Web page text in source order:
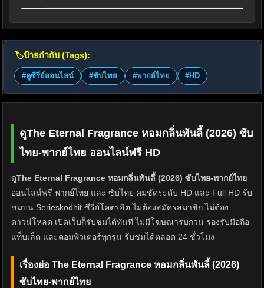
🏷️ป้ายกำกับ (Tags):
#ดูซีรี่ย์ออนไลน์ #ซับไทย #พากย์ไทย #HD
ดูThe Eternal Fragrance หอมกลิ่นพันลี้ (2026) ซับ
ไทย-พากย์ไทย ออนไลน์ฟรี HD
ดูThe Eternal Fragrance หอมกลิ่นพันลี้ (2026) ซับไทย-พากย์ไทย
ออนไลน์ฟรี พากย์ไทย และ ซับไทย คมชัดระดับ HD และ Full HD รับ
ชมบน Serieskodhit ซีรี่ย์โคตรฮิต ไม่ต้องสมัครสมาชิก ไม่ต้อง
ดาวน์โหลด เปิดเว็บก็รับชมได้ทันที ไม่มีโฆษณารบกวน รองรับมือถือ
แท็บเล็ต และคอมพิวเตอร์ทุกรุ่น รับชมได้ตลอด 24 ชั่วโมง
เรื่องย่อ The Eternal Fragrance หอมกลิ่นพันลี้ (2026)
ซับไทย-พากย์ไทย